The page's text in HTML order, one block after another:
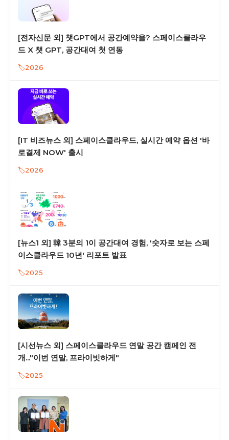
[전자신문 외] 챗GPT에서 공간예약을? 스페이스클라우
드 X 챗 GPT, 공간대여 첫 연동
2026
[IT 비즈뉴스 외] 스페이스클라우드, 실시간 예약 옵션 '바
로결제 NOW' 출시
2026
[뉴스1 외] 韓 3분의 1이 공간대여 경험, '숫자로 보는 스페
이스클라우드 10년' 리포트 발표
2025
[시선뉴스 외] 스페이스클라우드 연말 공간 캠페인 전
개..."이번 연말, 프라이빗하게"
2025